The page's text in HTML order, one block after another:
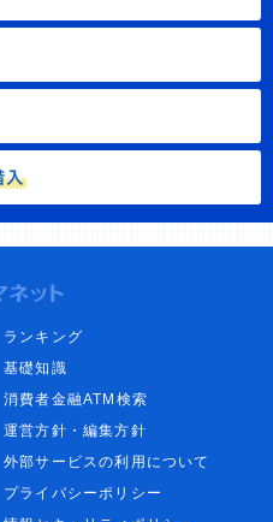
ランキング
基礎知識
消費者金融ATM検索
運営方針・編集方針
外部サービスの利用について
プライバシーポリシー